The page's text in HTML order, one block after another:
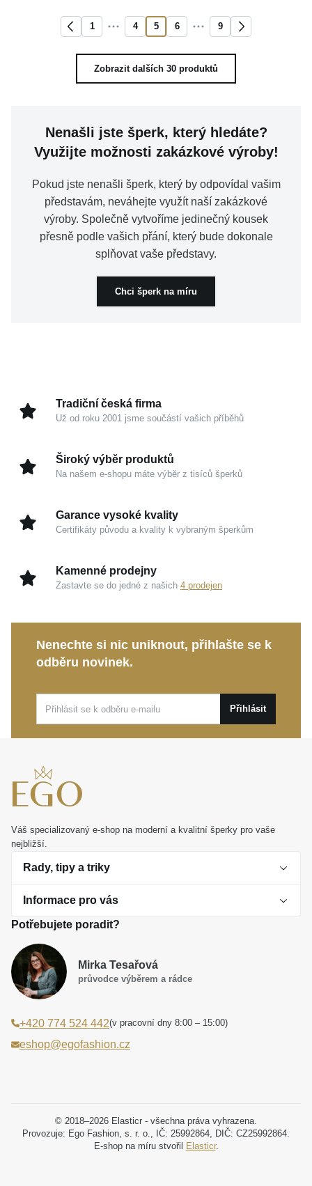
1 4 5 6 9
Zobrazit dalších 30 produktů
Nenašli jste šperk, který hledáte?
Využijte možnosti zakázkové výroby!
Pokud jste nenašli šperk, který by odpovídal vašim
představám, neváhejte využít naší zakázkové
výroby. Společně vytvoříme jedinečný kousek
přesně podle vašich přání, který bude dokonale
splňovat vaše představy.
Chci šperk na míru
Tradiční česká firma
Už od roku 2001 jsme součástí vašich příběhů
Široký výběr produktů
Na našem e-shopu máte výběr z tisíců šperků
Garance vysoké kvality
Certifikáty původu a kvality k vybraným šperkům
Kamenné prodejny
Zastavte se do jedné z našich 4 prodejen
Nenechte si nic uniknout, přihlašte se k
odběru novinek.
Přihlásit
Váš specializovaný e-shop na moderní a kvalitní šperky pro vaše
nejbližší.
Rady, tipy a triky
O perlách
Jak vybrat perlový šperk
Dárková inspirace
Smaltované a korálkové šperky jako trend
Laboratorní diamanty jsou budoucnost
Jak správně pečovat o šperky
Informace pro vás
Obchodní podmínky
Reklamační řád
Poučení o právu na odstoupení od smlouvy
Podmínky slev a akčních nabídek
Projekt registrace ochranné známky
Potřebujete poradit?
Mirka Tesařová
průvodce výběrem a rádce
+420 774 524 442(v pracovní dny 8:00 – 15:00)
eshop@egofashion.cz
© 2018–2026 Elasticr - všechna práva vyhrazena.
Provozuje: Ego Fashion, s. r. o., IČ: 25992864, DIČ: CZ25992864.
E-shop na míru stvořil
Elasticr.